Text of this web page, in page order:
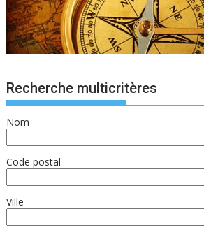
Recherche multicritères
Nom
Code postal
Ville